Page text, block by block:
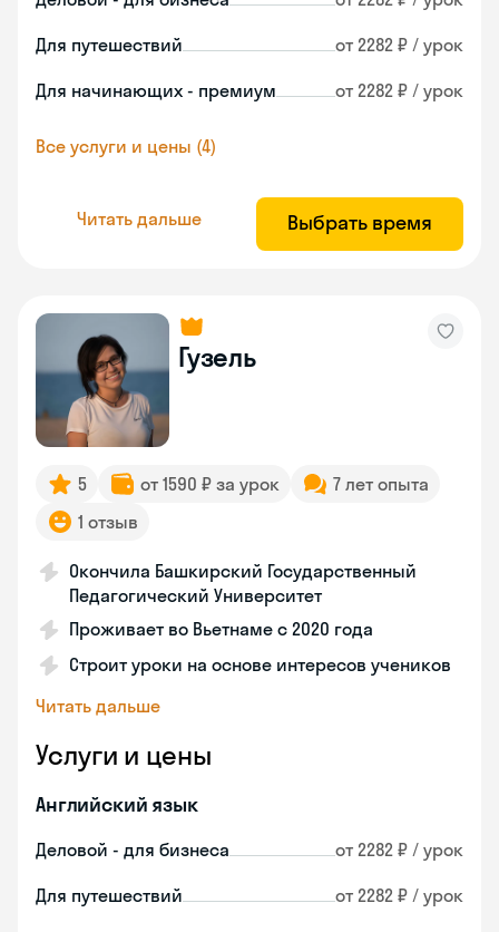
Для путешествий от 2282 ₽ / урок
Для начинающих - премиум от 2282 ₽ / урок
Все услуги и цены (4)
Читать дальше Выбрать время
Гузель
5 от 1590 ₽ за урок
7 лет опыта
1 отзыв
Окончила Башкирский Государственный
Педагогический Университет
Проживает во Вьетнаме с 2020 года
Строит уроки на основе интересов учеников
Читать дальше
Услуги и цены
Английский язык
Деловой - для бизнеса от 2282 ₽ / урок
Для путешествий от 2282 ₽ / урок